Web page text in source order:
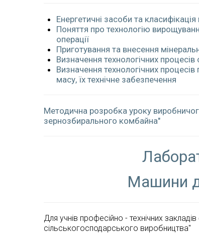
Енергетичні засоби та
Поняття про технологію
операції
Приготування та внесення
Визначення технологічних
Визначення технологічних
масу, їх технічне забезпечення
Методична розробка уроку
зернозбирального комбайна"
Машини
Для учнів професійно - технічних
сільськогосподарського виробництва"